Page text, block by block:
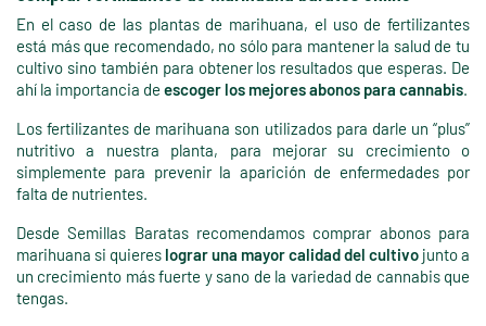
En el caso de las plantas de marihuana, el uso de fertilizantes
está más que recomendado, no sólo para mantener la salud de tu
cultivo sino también para obtener los resultados que esperas. De
ahí la importancia de escoger los mejores abonos para cannabis.
Los fertilizantes de marihuana son utilizados para darle un “plus”
nutritivo a nuestra planta, para mejorar su crecimiento o
simplemente para prevenir la aparición de enfermedades por
falta de nutrientes.
Desde Semillas Baratas recomendamos comprar abonos para
marihuana si quieres lograr una mayor calidad del cultivo junto a
un crecimiento más fuerte y sano de la variedad de cannabis que
tengas.